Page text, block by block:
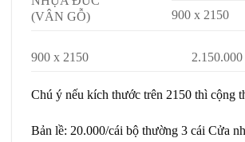
(VÂN GỖ)
900 x 2150
900 x 2150 2.150.000
Chú ý nếu kích thước trên 2150 thì cộng
Bản lề: 20.000/cái bộ thường 3 cái Cửa